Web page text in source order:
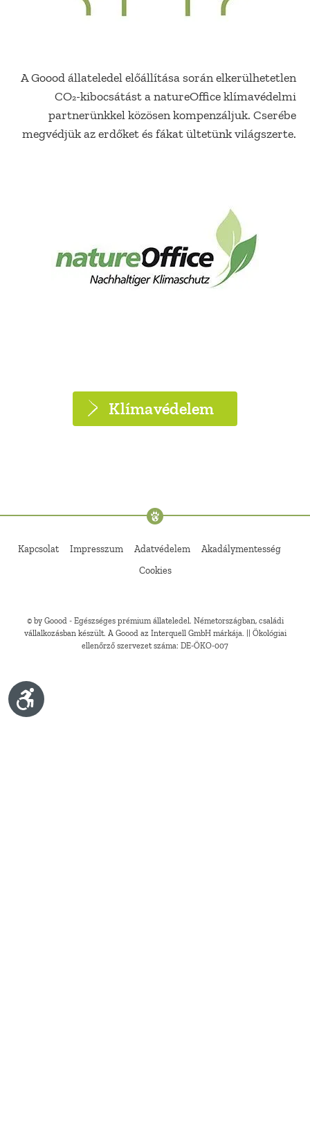
A Goood állateledel előállítása során elkerülhetetlen
CO₂-kibocsátást a natureOffice klímavédelmi
partnerünkkel közösen kompenzáljuk. Cserébe
megvédjük az erdőket és fákat ültetünk világszerte.
Klímavédelem
Kapcsolat Impresszum Adatvédelem Akadálymentesség
Cookies
© by Goood - Egészséges prémium állateledel. Németországban, családi
vállalkozásban készült. A Goood az Interquell GmbH márkája. || Ökológiai
ellenőrző szervezet száma: DE-ÖKO-007
Show toolbar